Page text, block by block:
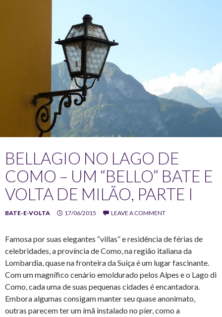
BELLAGIO NO LAGO DE
COMO – UM “BELLO” BATE E
VOLTA DE MILÃO, PARTE I
BATE-E-VOLTA 17/06/2015 LEAVE A COMMENT
Famosa por suas elegantes “villas” e residência de férias de
celebridades, a província de Como, na região italiana da
Lombardia, quase na fronteira da Suíça é um lugar fascinante.
Com um magnífico cenário emoldurado pelos Alpes e o Lago di
Como, cada uma de suas pequenas cidades é encantadora.
Embora algumas consigam manter seu quase anonimato,
outras parecem ter um ímã instalado no píer, como a